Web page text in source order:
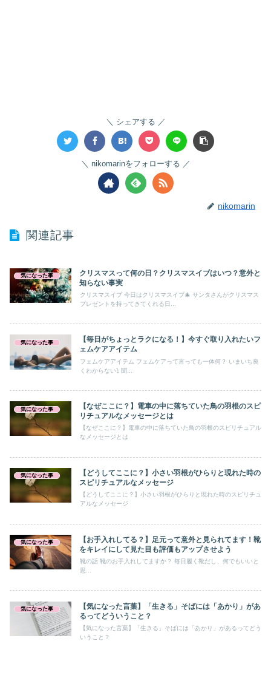
シェアする
nikomarinをフォローする
nikomarin
関連記事
気になった事
クリスマスって何の日？クリスマスイブはいつ？意外と
知らない事実
クリスマスイブ 今日はクリスマスイブ🎄 サンタさんがクリスマス
プレゼントを持ってきてくれる日...
気になった事
【毎日がちょっとラクになる！】今すぐ取り入れたいフ
ェムケアアイテム
フェムケアアイテム フェムケアって言っても一体何？ いまいち良
くわからない⤵ 聞...
気になった事
【なぜここに？】電車の中に落ちていた鳥の羽根のスピ
リチュアルなメッセージとは
【なぜここに？】電車の中に落ちていた鳥の羽根のスピリチュアル
なメッセージとは
気になった事
【どうしてここに？】小さい羽根がひらりと現れた時の
スピリチュアルなメッセージ
【どうしてここに？】小さい羽根がひらりと現れた時のスピリチュ
アルなメッセージ
気になった事
【お手入れしてる？】足元って意外と見られてます！靴
をキレイにして見た目も評価もアップさせよう
靴の話 靴のお手入れしてますか？ 毎日履く靴だし、何でもいいと
思...
気になった事
【気になった言葉】「生きる」そばには「あかり」があ
るってどういうこと？
【気になった言葉】「生きる」そばには「あかり」があるってどう
いうこと？